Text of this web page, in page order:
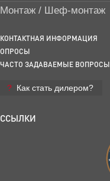
Монтаж / Шеф-монтаж
КОНТАКТНАЯ ИНФОРМАЦИЯ
ОПРОСЫ
ЧАСТО ЗАДАВАЕМЫЕ ВОПРОСЫ
Как стать дилером?
ССЫЛКИ